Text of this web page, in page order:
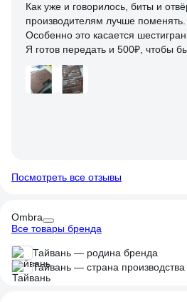
Как уже и говорилось, биты и
производителям лучше поменять.
Особенно это касается
Я готов передать и 500₽, чтобы
уверенным в их прочности.
Посмотреть все отзывы
Ombra
Все товары бренда
Тайвань — родина бренда
Тайвань — страна производства